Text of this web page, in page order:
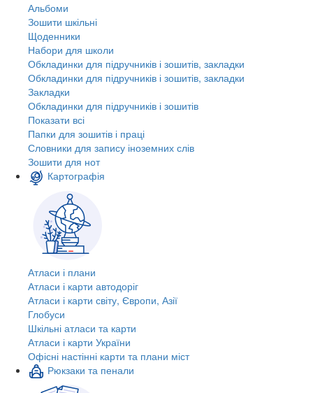
Альбоми
Зошити шкільні
Щоденники
Набори для школи
Обкладинки для підручників і зошитів, закладки
Обкладинки для підручників і зошитів, закладки
Закладки
Обкладинки для підручників і зошитів
Показати всі
Папки для зошитів і праці
Словники для запису іноземних слів
Зошити для нот
Картографія
Атласи і плани
Атласи і карти автодоріг
Атласи і карти світу, Європи, Азії
Глобуси
Шкільні атласи та карти
Атласи і карти України
Офісні настінні карти та плани міст
Рюкзаки та пенали